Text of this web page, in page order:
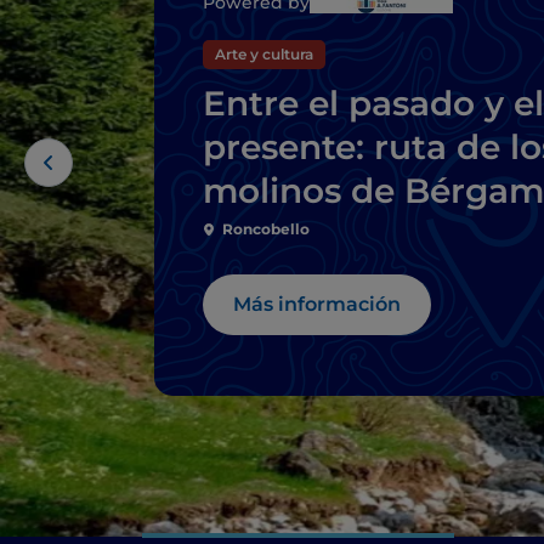
Arte y cultura
Entre el pasado y el
presente: ruta de
molinos de
y Brescia
Roncobello
Más información